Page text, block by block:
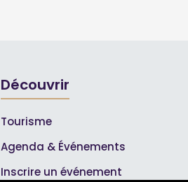
Découvrir
Tourisme
Agenda & Événements
Inscrire un événement